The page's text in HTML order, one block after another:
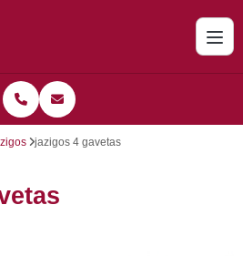
jazigos 4 gavetas